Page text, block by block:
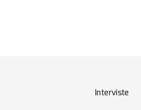
Interviste